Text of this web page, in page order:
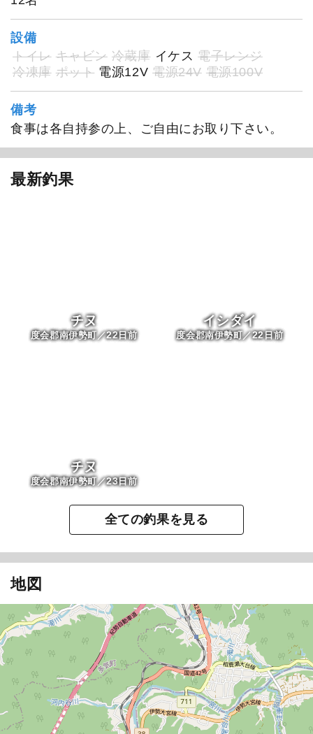
設備
トイレ キャビン 冷蔵庫 イケス 電子レンジ
冷凍庫 ポット 電源12V 電源24V 電源100V
備考
食事は各自持参の上、ご自由にお取り下さい。
最新釣果
チヌ
度会郡南伊勢町／22日前
イシダイ
度会郡南伊勢町／22日前
チヌ
度会郡南伊勢町／23日前
全ての釣果を見る
地図